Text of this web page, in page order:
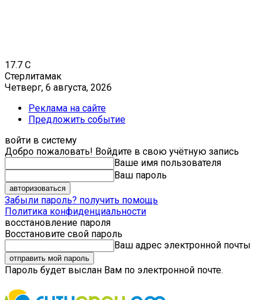
17.7 C
Стерлитамак
Четверг, 6 августа, 2026
Реклама на сайте
Предложить событие
войти в систему
Добро пожаловать! Войдите в свою учётную запись
Ваше имя пользователя
Ваш пароль
Забыли пароль? получить помощь
Политика конфиденциальности
восстановление пароля
Восстановите свой пароль
Ваш адрес электронной почты
Пароль будет выслан Вам по электронной почте.